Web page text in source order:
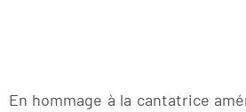
En hommage à la cantatrice